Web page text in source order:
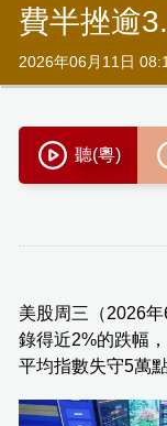
費半挫逾
2026年06月11日
美股周三（2026
錄得近2%的跌幅
平均指數失守5萬